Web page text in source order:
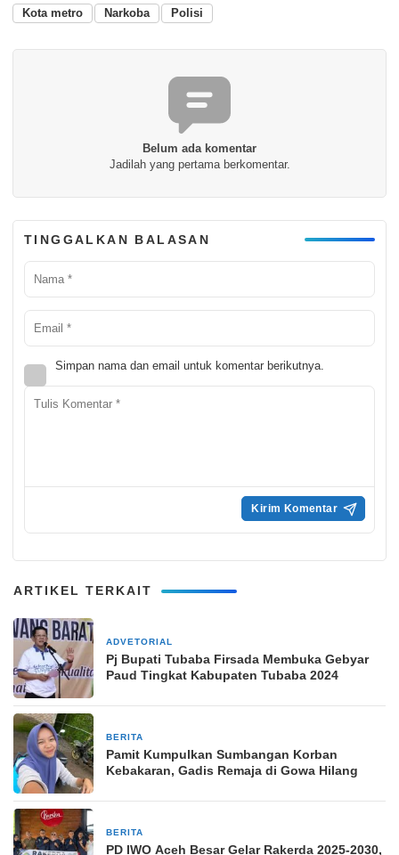
Kota metro Narkoba Polisi
Belum ada komentar
Jadilah yang pertama berkomentar.
TINGGALKAN BALASAN
Simpan nama dan email untuk komentar berikutnya.
ARTIKEL TERKAIT
ADVETORIAL
Pj Bupati Tubaba Firsada Membuka Gebyar
Paud Tingkat Kabupaten Tubaba 2024
BERITA
Pamit Kumpulkan Sumbangan Korban
Kebakaran, Gadis Remaja di Gowa Hilang
BERITA
PD IWO Aceh Besar Gelar Rakerda 2025-2030,